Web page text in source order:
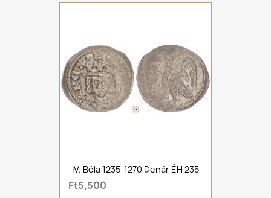
IV. Béla 1235-1270 Denár ÉH 235
Ft5,500